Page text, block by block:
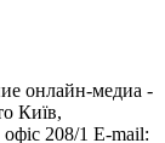
онлайн-медиа -
Київ,
208/1 E-mail: